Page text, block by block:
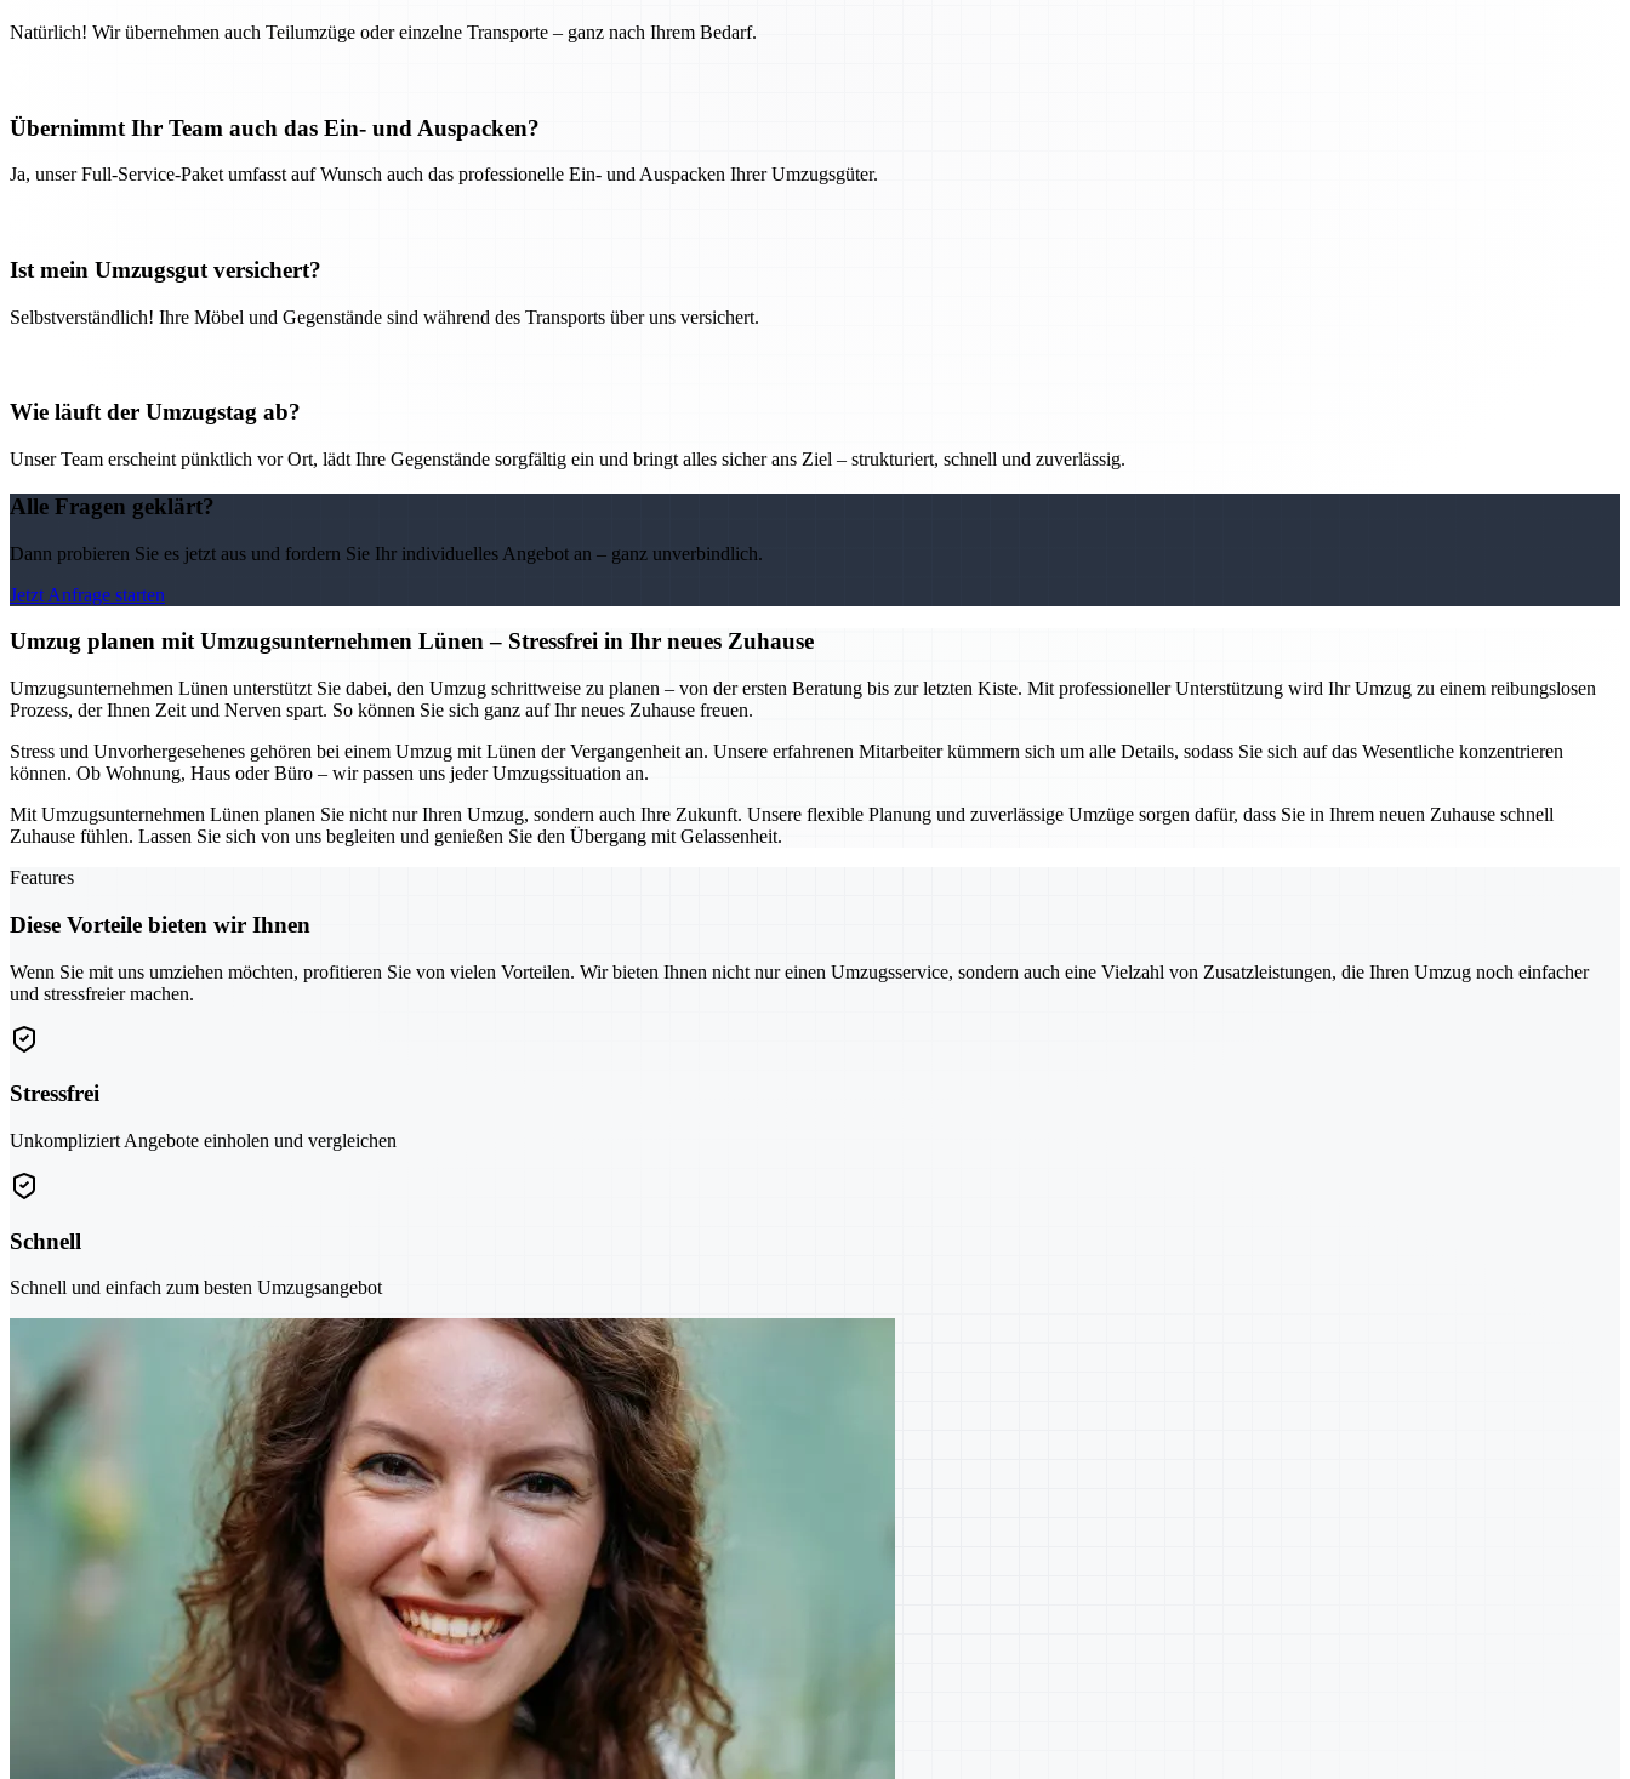
Natürlich! Wir übernehmen auch Teilumzüge oder einzelne Transporte – ganz nach Ihrem Bedarf.
Übernimmt Ihr Team auch das Ein- und Auspacken?
Ja, unser Full-Service-Paket umfasst auf Wunsch auch das professionelle Ein- und Auspacken Ihrer Umzugsgüter.
Ist mein Umzugsgut versichert?
Selbstverständlich! Ihre Möbel und Gegenstände sind während des Transports über uns versichert.
Wie läuft der Umzugstag ab?
Unser Team erscheint pünktlich vor Ort, lädt Ihre Gegenstände sorgfältig ein und bringt alles sicher ans Ziel – strukturiert, schnell und zuverlässig.
Alle Fragen geklärt?
Dann probieren Sie es jetzt aus und fordern Sie Ihr individuelles Angebot an – ganz unverbindlich.
Jetzt Anfrage starten
Umzug planen mit Umzugsunternehmen Lünen – Stressfrei in Ihr neues Zuhause
Umzugsunternehmen Lünen unterstützt Sie dabei, den Umzug schrittweise zu planen – von der ersten Beratung bis zur letzten Kiste. Mit professioneller Unterstützung wird Ihr Umzug zu einem reibungslosen
Prozess, der Ihnen Zeit und Nerven spart. So können Sie sich ganz auf Ihr neues Zuhause freuen.
Stress und Unvorhergesehenes gehören bei einem Umzug mit Lünen der Vergangenheit an. Unsere erfahrenen Mitarbeiter kümmern sich um alle Details, sodass Sie sich auf das Wesentliche konzentrieren
können. Ob Wohnung, Haus oder Büro – wir passen uns jeder Umzugssituation an.
Mit Umzugsunternehmen Lünen planen Sie nicht nur Ihren Umzug, sondern auch Ihre Zukunft. Unsere flexible Planung und zuverlässige Umzüge sorgen dafür, dass Sie in Ihrem neuen Zuhause schnell
Zuhause fühlen. Lassen Sie sich von uns begleiten und genießen Sie den Übergang mit Gelassenheit.
Features
Diese Vorteile bieten wir Ihnen
Wenn Sie mit uns umziehen möchten, profitieren Sie von vielen Vorteilen. Wir bieten Ihnen nicht nur einen Umzugsservice, sondern auch eine Vielzahl von Zusatzleistungen, die Ihren Umzug noch einfacher
und stressfreier machen.
Stressfrei
Unkompliziert Angebote einholen und vergleichen
Schnell
Schnell und einfach zum besten Umzugsangebot